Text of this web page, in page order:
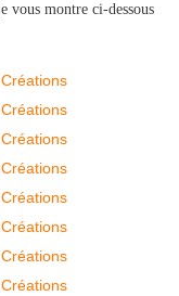
vous montre ci-dessous